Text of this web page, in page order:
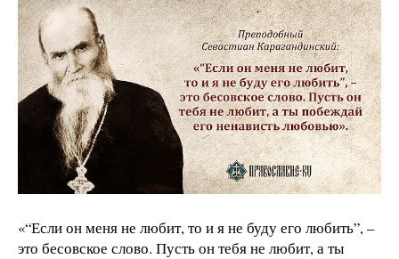
«“Если он меня не любит, то и я не буду его любить”, –
это бесовское слово. Пусть он тебя не любит, а ты